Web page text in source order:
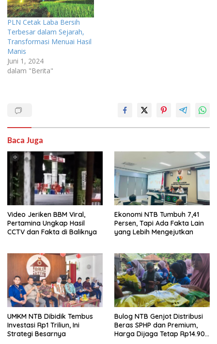
PLN Cetak Laba Bersih
Terbesar dalam Sejarah,
Transformasi Menuai Hasil
Manis
Juni 1, 2024
dalam "Berita"
Baca Juga
Video Jeriken BBM Viral,
Pertamina Ungkap Hasil
CCTV dan Fakta di Baliknya
Ekonomi NTB Tumbuh 7,41
Persen, Tapi Ada Fakta Lain
yang Lebih Mengejutkan
UMKM NTB Dibidik Tembus
Investasi Rp1 Triliun, Ini
Strategi Besarnya
Bulog NTB Genjot Distribusi
Beras SPHP dan Premium,
Harga Dijaga Tetap Rp14.900